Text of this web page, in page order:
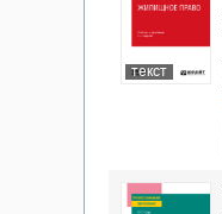
текст